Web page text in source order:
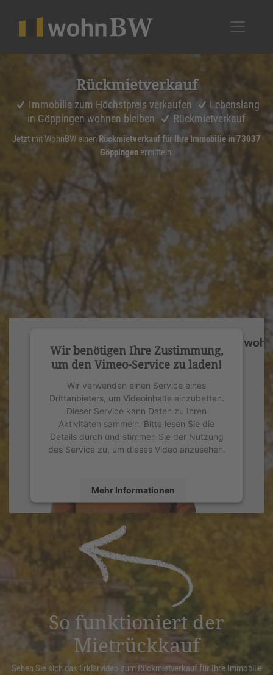
Rückmiet­ver­kauf
Immobilie zum Höchstpreis verkaufen
Lebenslang
in Göppingen wohnen bleiben
Rückmietverkauf
Jetzt mit WohnBW einen Rückmietverkauf für Ihre Immobilie in 73037
Göppingenermitteln.
Wir benötigen Ihre Zustimmung,
um den Vimeo-Service zu laden!
Wir verwenden einen Service eines
Drittanbieters, um Videoinhalte einzubetten.
Dieser Service kann Daten zu Ihren
Aktivitäten sammeln. Bitte lesen Sie die
Details durch und stimmen Sie der Nutzung
des Service zu, um dieses Video anzusehen.
Mehr Informationen
powered by
Management Platform
So funktioniert der
Mietrückkauf
Sehen Sie sich das Erklärvideo zum Rückmietverkauf für Ihre Immobilie